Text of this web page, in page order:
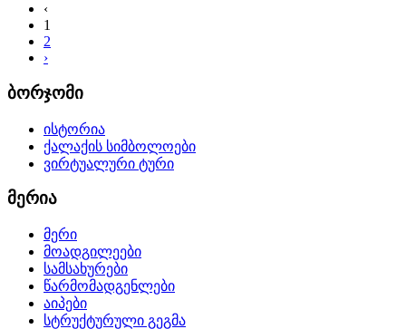
‹
1
2
›
ბორჯომი
ისტორია
ქალაქის სიმბოლოები
ვირტუალური ტური
მერია
მერი
მოადგილეები
სამსახურები
წარმომადგენლები
აიპები
სტრუქტურული გეგმა